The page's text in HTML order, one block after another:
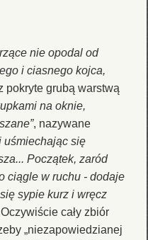
nie opodal od
i ciasnego kojca,
pokryte grubą warstwą
na oknie,
, nazywane
uśmiechając się
Początek, zaród
ciągle w ruchu - dodaje
sypie kurz i wręcz
cały zbiór
„niezapowiedzianej